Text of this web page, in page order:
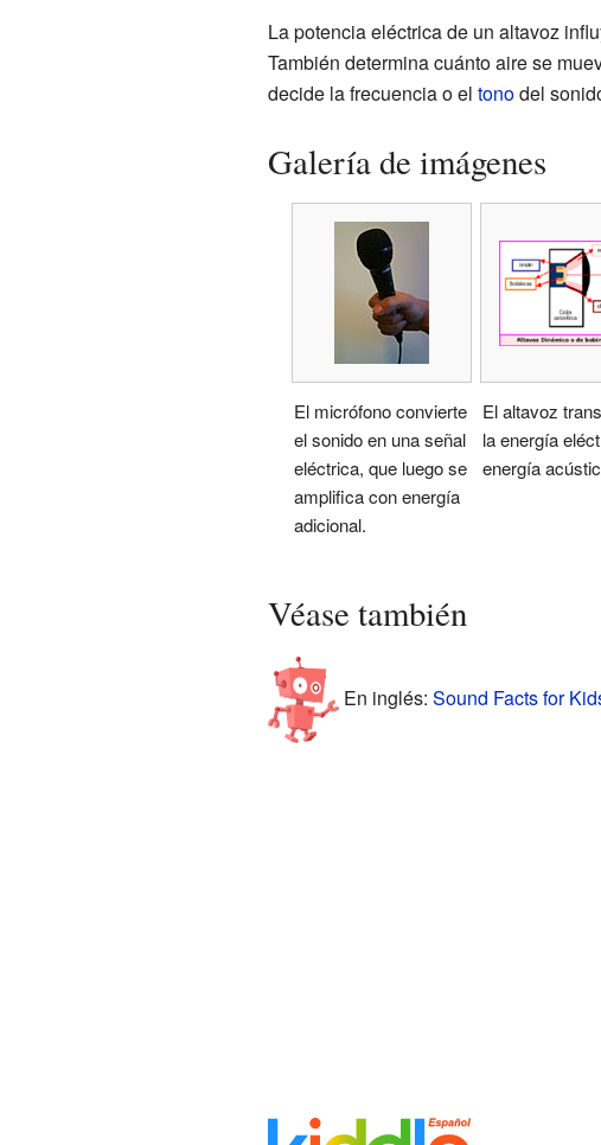
La potencia eléctrica de un altavoz
También determina cuánto aire se
decide la frecuencia o el tonodel
Galería de imágenes
El micrófono convierte
el sonido en una señal
eléctrica, que luego se
amplifica con energía
adicional.
El altavoz
la energía
energía
Véase también
En inglés: Sound Facts for